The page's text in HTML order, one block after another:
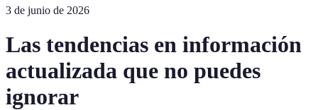
3 de junio de 2026
Las tendencias en información
actualizada que no puedes
ignorar